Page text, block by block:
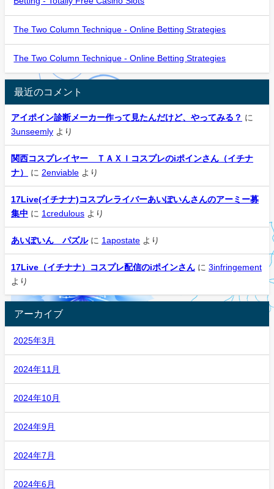
The Two Column Technique - Online Betting Strategies
The Two Column Technique - Online Betting Strategies
最近のコメント
アイポイン診断メーカー作って見たんだけど、やってみる？ に
3unseemly より
関西コスプレイヤー ＴＡＸＩコスプレのiポインさん（イチナ
ナ）
に 2enviable より
17Live(イチナナ)コスプレライバーあいぽいんさんのアーミー募
集中 に 1credulous より
あいぽいん パズルに 1apostate より
17Live（イチナナ）コスプレ配信のiポインさん に 3infringement
より
アーカイブ
2025年3月
2024年11月
2024年10月
2024年9月
2024年7月
2024年6月